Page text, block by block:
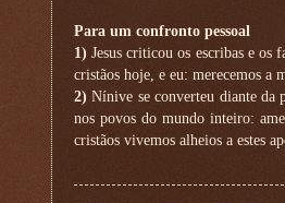
Para um confronto pessoal
1) Jesus criticou os escribas e os
cristãos hoje, e eu: merecemos a
2) Nínive se converteu diante da
nos povos do mundo inteiro:
cristãos vivemos alheios a estes